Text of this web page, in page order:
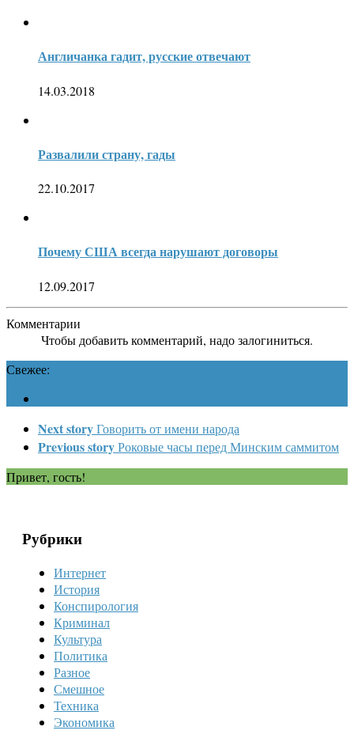
Англичанка гадит, русские отвечают
14.03.2018
Развалили страну, гады
22.10.2017
Почему США всегда нарушают договоры
12.09.2017
Комментарии
Чтобы добавить комментарий, надо залогиниться.
Свежее:
Next storyГоворить от имени народа
Previous storyРоковые часы перед Минским саммитом
Привет, гость!
Рубрики
Интернет
История
Конспирология
Криминал
Культура
Политика
Разное
Смешное
Техника
Экономика